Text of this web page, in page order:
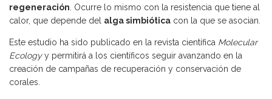
regeneración. Ocurre lo mismo con la resistencia que tiene al
calor, que depende del alga simbiótica con la que se asocian.
Este estudio ha sido publicado en la revista científica Molecular
Ecologyy permitirá a los científicos seguir avanzando en la
creación de campañas de recuperación y conservación de
corales.